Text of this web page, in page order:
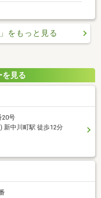
」をもっと見る
を見る
20号
新中川町駅 徒歩12分